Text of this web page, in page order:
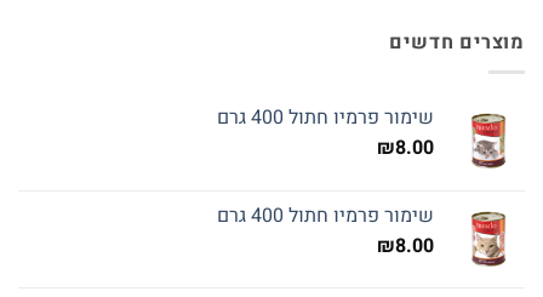
מוצרים חדשים
שימור פרמיו חתול 400 גרם
₪8.00
שימור פרמיו חתול 400 גרם
₪8.00